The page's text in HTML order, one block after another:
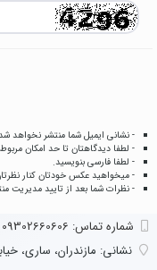
- نشانی ایمیل شما منتشر نخواهد
- لطفا دیدگاهتان تا حد امکان
- لطفا فارسی بنویسید.
- میخواهید عکس خودتان کنار
- نظرات شما بعد از تایید مدیریت
شماره تماس‌: 09302660606 - 09355041074
نشانی: مازندران، ساری،